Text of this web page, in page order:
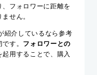
フォロワーに距離を
せん。
紹介しているなら参考
す。 フォロワーとの
起用することで、購入